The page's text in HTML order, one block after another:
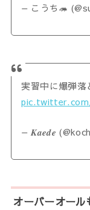
— こうち🦔
実習中に爆弾落
— 𝑲𝒂𝒆𝒅𝒆
オーバーオール